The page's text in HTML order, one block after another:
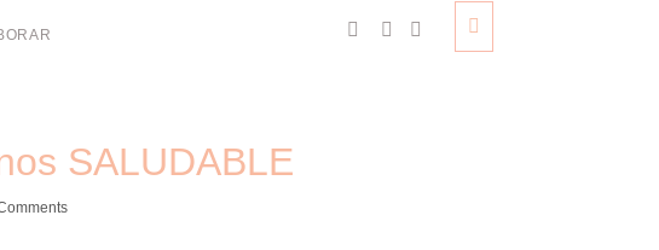
SALUDABLE